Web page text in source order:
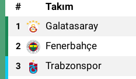
#
Takım
1 Galatasaray
2 Fenerbahçe
3 Trabzonspor